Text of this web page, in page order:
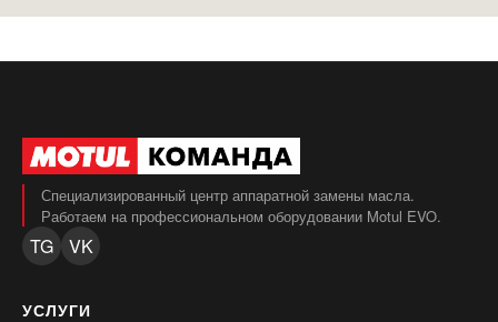
Специализированный центр аппаратной замены масла.
Работаем на профессиональном оборудовании Motul EVO.
TG VK
УСЛУГИ